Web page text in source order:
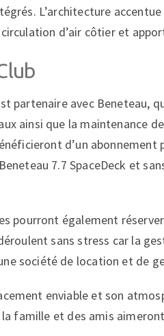
L’architecture
d’air côtier et
partenaire avec Beneteau,
ainsi que la maintenance
d’un abonnement
7.7 SpaceDeck et
pourront également
sans stress car la
société de location et de
enviable et son
famille et des amis